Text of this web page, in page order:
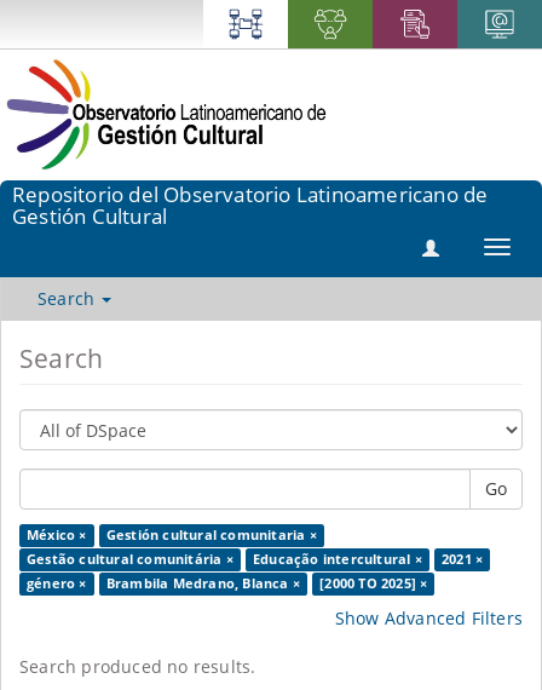
Repositorio del Observatorio Latinoamericano de
Gestión Cultural
Search
Search
Go
México ×
Gestión cultural comunitaria ×
Gestão cultural comunitária ×
Educação intercultural ×
2021 ×
género ×
Brambila Medrano, Blanca × [2000 TO 2025] ×
Show Advanced Filters
Search produced no results.